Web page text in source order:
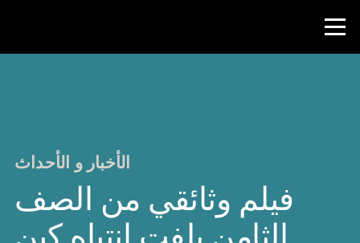
الأخبار و الأحداث
الأخبار و الأحداث
فيلم وثائقي من الصف